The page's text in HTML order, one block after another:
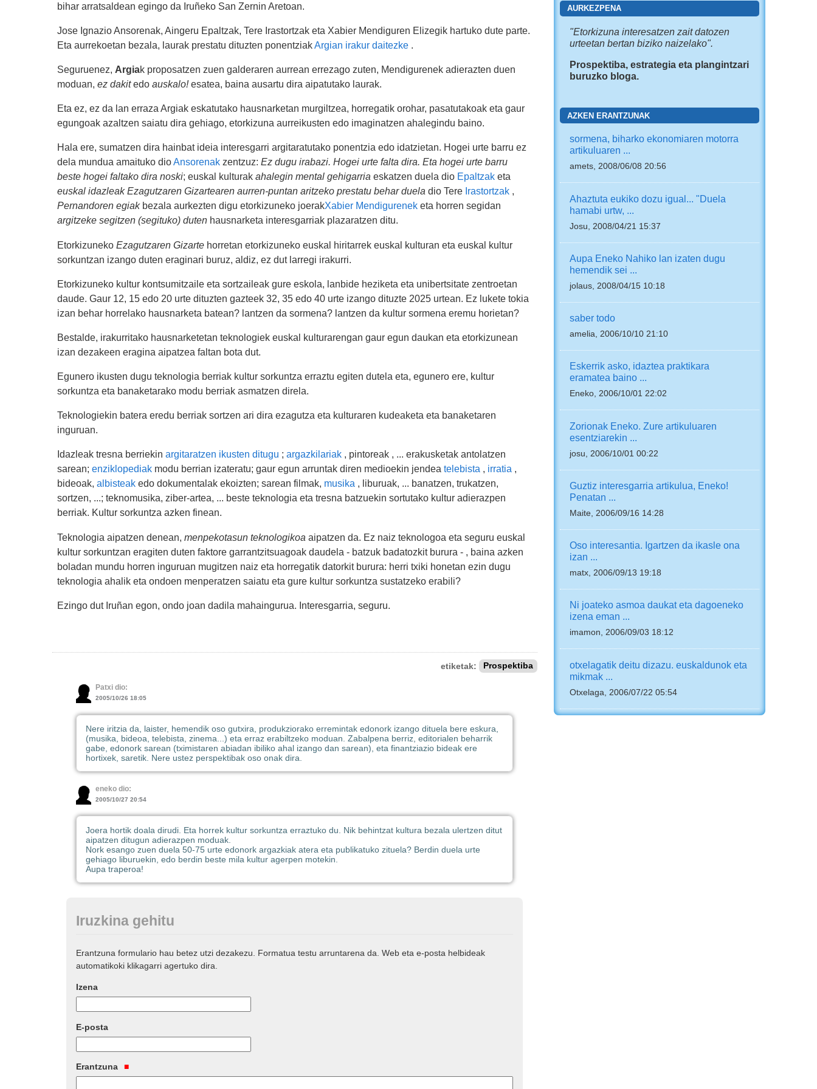
bihar arratsaldean egingo da Iruñeko San Zernin Aretoan.
Jose Ignazio Ansorenak, Aingeru Epaltzak, Tere Irastortzak eta Xabier Mendiguren Elizegik hartuko dute parte.
Eta aurrekoetan bezala, laurak prestatu dituzten ponentziakArgian irakur daitezke.
Seguruenez, Argiak proposatzen zuen galderaren aurrean errezago zuten, Mendigurenek adierazten duen
moduan, ez dakitedo auskalo!esatea, baina ausartu dira aipatutako laurak.
Eta ez, ez da lan erraza Argiak eskatutako hausnarketan murgiltzea, horregatik orohar, pasatutakoak eta gaur
egungoak azaltzen saiatu dira gehiago, etorkizuna aurreikusten edo imaginatzen ahalegindu baino.
Hala ere, sumatzen dira hainbat ideia interesgarri argitaratutako ponentzia edo idatzietan. Hogei urte barru ez
dela mundua amaituko dioAnsorenakzentzuz: Ez dugu irabazi. Hogei urte falta dira. Eta hogei urte barru
beste hogei faltako dira noski; euskal kulturak ahalegin mental gehigarria eskatzen duela dio Epaltzaketa
euskal idazleak Ezagutzaren Gizartearen aurren-puntan aritzeko prestatu behar duela dio Tere Irastortzak,
Pernandoren egiakbezala aurkezten digu etorkizuneko joerakXabier Mendigureneketa horren segidan
argitzeke segitzen (segituko) dutenhausnarketa interesgarriak plazaratzen ditu.
Etorkizuneko Ezagutzaren Gizartehorretan etorkizuneko euskal hiritarrek euskal kulturan eta euskal kultur
sorkuntzan izango duten eraginari buruz, aldiz, ez dut larregi irakurri.
Etorkizuneko kultur kontsumitzaile eta sortzaileak gure eskola, lanbide heziketa eta unibertsitate zentroetan
daude. Gaur 12, 15 edo 20 urte dituzten gazteek 32, 35 edo 40 urte izango dituzte 2025 urtean. Ez lukete tokia
izan behar horrelako hausnarketa batean? lantzen da sormena? lantzen da kultur sormena eremu horietan?
Bestalde, irakurritako hausnarketetan teknologiek euskal kulturarengan gaur egun daukan eta etorkizunean
izan dezakeen eragina aipatzea faltan bota dut.
Egunero ikusten dugu teknologia berriak kultur sorkuntza erraztu egiten dutela eta, egunero ere, kultur
sorkuntza eta banaketarako modu berriak asmatzen direla.
Teknologiekin batera eredu berriak sortzen ari dira ezagutza eta kulturaren kudeaketa eta banaketaren
inguruan.
Idazleak tresna berriekin argitaratzen ikusten ditugu ; argazkilariak, pintoreak , ... erakusketak antolatzen
sarean; enziklopediakmodu berrian izateratu; gaur egun arruntak diren medioekin jendea telebista , irratia ,
bideoak, albisteakedo dokumentalak ekoizten; sarean filmak, musika , liburuak, ... banatzen, trukatzen,
sortzen, ...; teknomusika, ziber-artea, ... beste teknologia eta tresna batzuekin sortutako kultur adierazpen
berriak. Kultur sorkuntza azken finean.
Teknologia aipatzen denean, menpekotasun teknologikoa aipatzen da. Ez naiz teknologoa eta seguru euskal
kultur sorkuntzan eragiten duten faktore garrantzitsuagoak daudela - batzuk badatozkit burura - , baina azken
boladan mundu horren inguruan mugitzen naiz eta horregatik datorkit burura: herri txiki honetan ezin dugu
teknologia ahalik eta ondoen menperatzen saiatu eta gure kultur sorkuntza sustatzeko erabili?
Ezingo dut Iruñan egon, ondo joan dadila mahaingurua. Interesgarria, seguru.
etiketak: Prospektiba
Patxi dio:
2005/10/26 18:05
Nere iritzia da, laister, hemendik oso gutxira, produkziorako erremintak edonork izango dituela bere eskura,
(musika, bideoa, telebista, zinema...) eta erraz erabiltzeko moduan. Zabalpena berriz, editorialen beharrik
gabe, edonork sarean (tximistaren abiadan ibiliko ahal izango dan sarean), eta finantziazio bideak ere
hortixek, saretik. Nere ustez perspektibak oso onak dira.
eneko dio:
2005/10/27 20:54
Joera hortik doala dirudi. Eta horrek kultur sorkuntza erraztuko du. Nik behintzat kultura bezala ulertzen ditut
aipatzen ditugun adierazpen moduak.
Nork esango zuen duela 50-75 urte edonork argazkiak atera eta publikatuko zituela? Berdin duela urte
gehiago liburuekin, edo berdin beste mila kultur agerpen motekin.
Aupa traperoa!
Iruzkina gehitu
Erantzuna formulario hau betez utzi dezakezu. Formatua testu arruntarena da. Web eta e-posta helbideak
automatikoki klikagarri agertuko dira.
Izena
E-posta
Erantzuna
AURKEZPENA
"Etorkizuna interesatzen zaitdatozen
urteetan bertan biziko naizelako".
Prospektiba, estrategia eta plangintzari
buruzko bloga.
AZKEN ERANTZUNAK
sormena, biharko ekonomiaren motorra
artikuluaren ...
amets, 2008/06/08 20:56
Ahaztuta eukiko dozu igual... "Duela
hamabi urtw, ...
Josu, 2008/04/21 15:37
Aupa Eneko Nahiko lan izaten dugu
hemendik sei ...
jolaus, 2008/04/15 10:18
saber todo
amelia, 2006/10/10 21:10
Eskerrik asko, idaztea praktikara
eramatea baino ...
Eneko, 2006/10/01 22:02
Zorionak Eneko. Zure artikuluaren
esentziarekin ...
josu, 2006/10/01 00:22
Guztiz interesgarria artikulua, Eneko!
Penatan ...
Maite, 2006/09/16 14:28
Oso interesantia. Igartzen da ikasle ona
izan ...
matx, 2006/09/13 19:18
Ni joateko asmoa daukat eta dagoeneko
izena eman ...
imamon, 2006/09/03 18:12
otxelagatik deitu dizazu. euskaldunok eta
mikmak ...
Otxelaga, 2006/07/22 05:54